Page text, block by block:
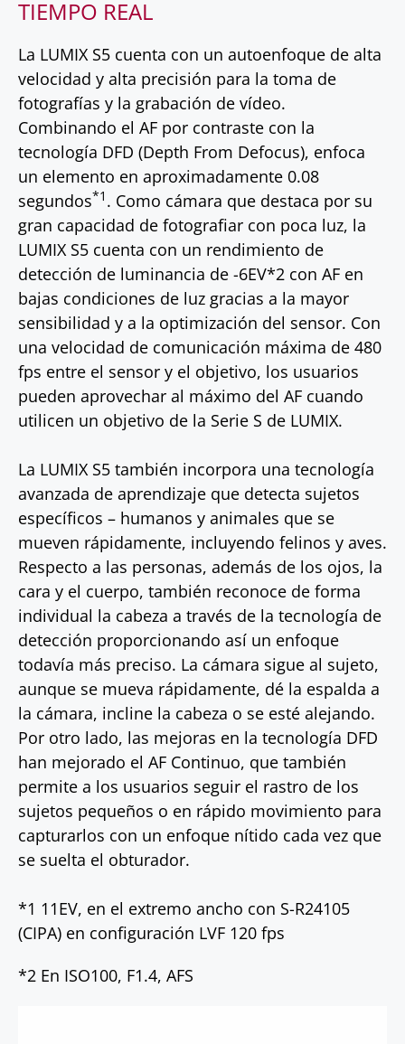
TIEMPO REAL
La LUMIX S5 cuenta con un autoenfoque de alta
velocidad y alta precisión para la toma de
fotografías y la grabación de vídeo.
Combinando el AF por contraste con la
tecnología DFD (Depth From Defocus), enfoca
un elemento en aproximadamente 0.08
segundos*1 . Como cámara que destaca por su
gran capacidad de fotografiar con poca luz, la
LUMIX S5 cuenta con un rendimiento de
detección de luminancia de -6EV*2 con AF en
bajas condiciones de luz gracias a la mayor
sensibilidad y a la optimización del sensor. Con
una velocidad de comunicación máxima de 480
fps entre el sensor y el objetivo, los usuarios
pueden aprovechar al máximo del AF cuando
utilicen un objetivo de la Serie S de LUMIX.
La LUMIX S5 también incorpora una tecnología
avanzada de aprendizaje que detecta sujetos
específicos – humanos y animales que se
mueven rápidamente, incluyendo felinos y aves.
Respecto a las personas, además de los ojos, la
cara y el cuerpo, también reconoce de forma
individual la cabeza a través de la tecnología de
detección proporcionando así un enfoque
todavía más preciso. La cámara sigue al sujeto,
aunque se mueva rápidamente, dé la espalda a
la cámara, incline la cabeza o se esté alejando.
Por otro lado, las mejoras en la tecnología DFD
han mejorado el AF Continuo, que también
permite a los usuarios seguir el rastro de los
sujetos pequeños o en rápido movimiento para
capturarlos con un enfoque nítido cada vez que
se suelta el obturador.
*1 11EV, en el extremo ancho con S-R24105
(CIPA) en configuración LVF 120 fps
*2 En ISO100, F1.4, AFS